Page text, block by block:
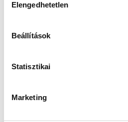
Elengedhetetlen
Beállítások
Statisztikai
Marketing
mindössze 17 ezer
és paralimpia
verziótól eltérően
hanem előtelepített